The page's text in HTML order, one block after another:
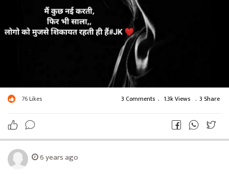
76Likes 3 Comments . 1.3k Views . 3 Share
6 years ago